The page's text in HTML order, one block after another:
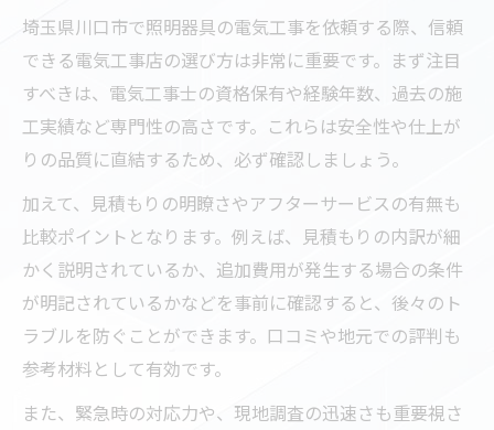
埼玉県川口市で照明器具の電気工事を依頼する際、信頼
できる電気工事店の選び方は非常に重要です。まず注目
すべきは、電気工事士の資格保有や経験年数、過去の施
工実績など専門性の高さです。これらは安全性や仕上が
りの品質に直結するため、必ず確認しましょう。
加えて、見積もりの明瞭さやアフターサービスの有無も
比較ポイントとなります。例えば、見積もりの内訳が細
かく説明されているか、追加費用が発生する場合の条件
が明記されているかなどを事前に確認すると、後々のト
ラブルを防ぐことができます。口コミや地元での評判も
参考材料として有効です。
また、緊急時の対応力や、現地調査の迅速さも重要視さ